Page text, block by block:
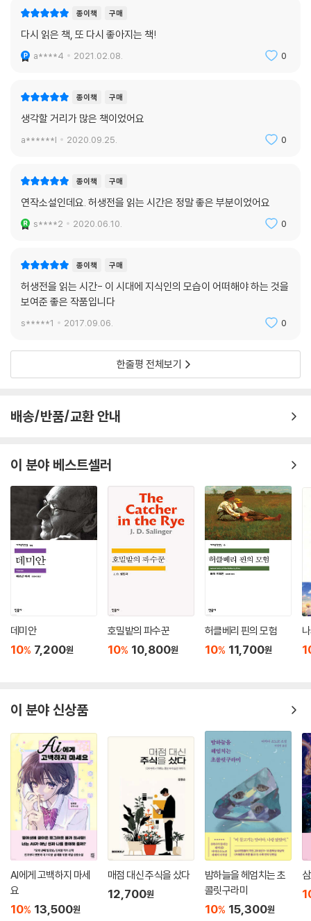
종이책 구매
다시 읽은 책, 또 다시 좋아지는 책!
a****4 2021.02.08. 0
종이책 구매
생각할 거리가 많은 책이었어요
a******l 2020.09.25. 0
종이책 구매
연작소설인데요. 허생전을 읽는 시간은 정말 좋은 부분이었어요
s****2 2020.06.10. 0
종이책 구매
허생전을 읽는 시간- 이 시대에 지식인의 모습이 어떠해야 하는 것을
보여준 좋은 작품입니다
s*****1 2017.09.06. 0
한줄평 전체보기
배송/반품/교환 안내
이 분야 베스트셀러
데미안
10% 7,200원
호밀밭의 파수꾼
10% 10,800원
허클베리 핀의 모험
10% 11,700원
이 분야 신상품
AI에게 고백하지 마세
요
10% 13,500원
매점 대신 주식을 샀다
12,700원
밤하늘을 헤엄치는 초
콜릿구라미
10% 15,300원